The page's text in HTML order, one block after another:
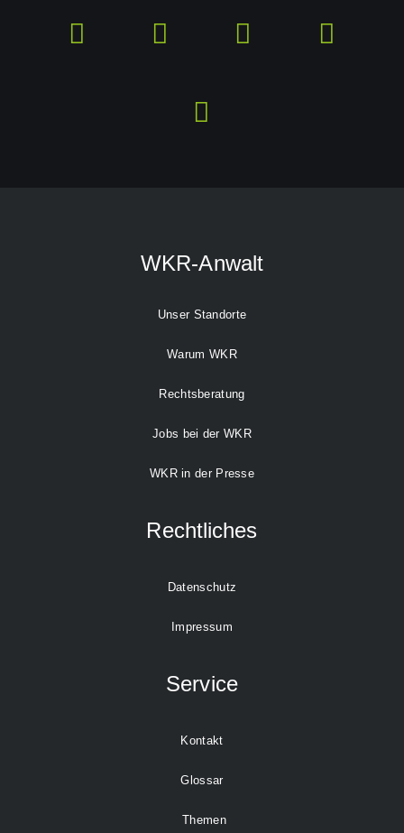
WKR-Anwalt
Unser Standorte
Warum WKR
Rechtsberatung
Jobs bei der WKR
WKR in der Presse
Rechtliches
Datenschutz
Impressum
Service
Kontakt
Glossar
Themen